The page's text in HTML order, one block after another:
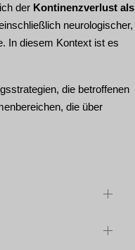
der Kontinenzverlust als
neurologischer,
In diesem Kontext ist es
die betroffenen
die über